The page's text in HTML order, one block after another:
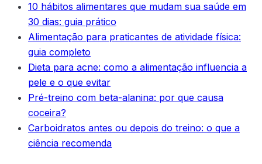
10 hábitos alimentares que mudam sua saúde em
30 dias: guia prático
Alimentação para praticantes de atividade física:
guia completo
Dieta para acne: como a alimentação influencia a
pele e o que evitar
Pré-treino com beta-alanina: por que causa
coceira?
Carboidratos antes ou depois do treino: o que a
ciência recomenda